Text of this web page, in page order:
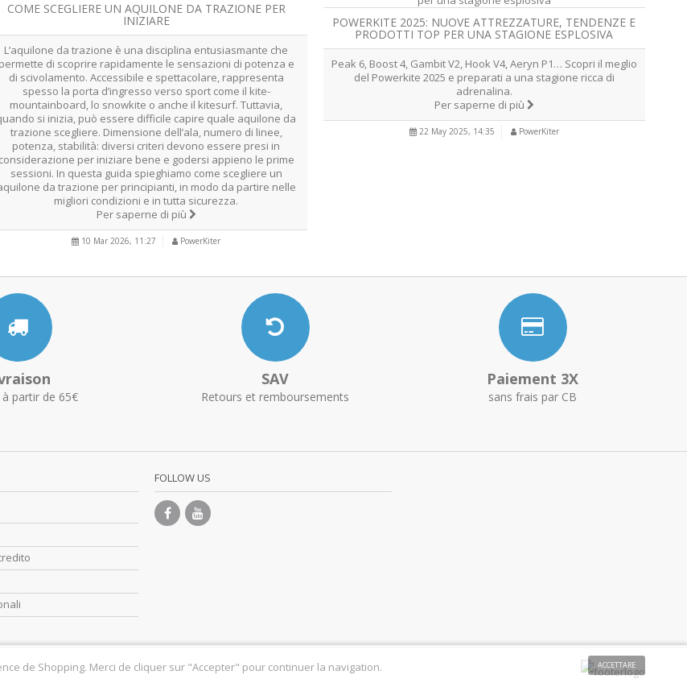
COME SCEGLIERE UN AQUILONE DA TRAZIONE PER
INIZIARE
L’aquilone da trazione è una disciplina entusiasmante che
permette di scoprire rapidamente le sensazioni di potenza e
di scivolamento. Accessibile e spettacolare, rappresenta
spesso la porta d’ingresso verso sport come il kite-
mountainboard, lo snowkite o anche il kitesurf. Tuttavia,
si inizia, può essere difficile capire quale aquilone da
trazione scegliere. Dimensione dell’ala, numero di linee,
potenza, stabilità: diversi criteri devono essere presi in
considerazione per iniziare bene e godersi appieno le prime
sessioni. In questa guida spieghiamo come scegliere un
da trazione per principianti, in modo da partire nelle
migliori condizioni e in tutta sicurezza.
Per saperne di più
10 Mar 2026, 11:27 PowerKiter
POWERKITE 2025: NUOVE ATTREZZATURE, TENDENZE E
PRODOTTI TOP PER UNA STAGIONE ESPLOSIVA
Peak 6, Boost 4, Gambit V2, Hook V4, Aeryn P1… Scopri il meglio
del Powerkite 2025 e preparati a una stagione ricca di
adrenalina.
Per saperne di più
22 May 2025, 14:35 PowerKiter
partir de 65€
SAV
Retours et remboursements
Paiement 3X
sans frais par CB
FOLLOW US
ACCETTARE
de Shopping. Merci de cliquer sur "Accepter" pour continuer la navigation.